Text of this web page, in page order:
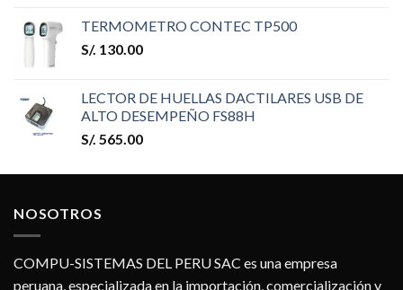
TERMOMETRO CONTEC TP500
S/. 130.00
LECTOR DE HUELLAS DACTILARES USB DE
ALTO DESEMPEÑO FS88H
S/. 565.00
NOSOTROS
COMPU-SISTEMAS DEL PERU SAC es una empresa
peruana, especializada en la importación, comercialización y